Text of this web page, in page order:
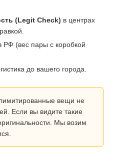
(Legit Check) в центрах
РФ (вес пары с коробкой
до вашего города.
вещи не
Если вы видите такие
Мы возим